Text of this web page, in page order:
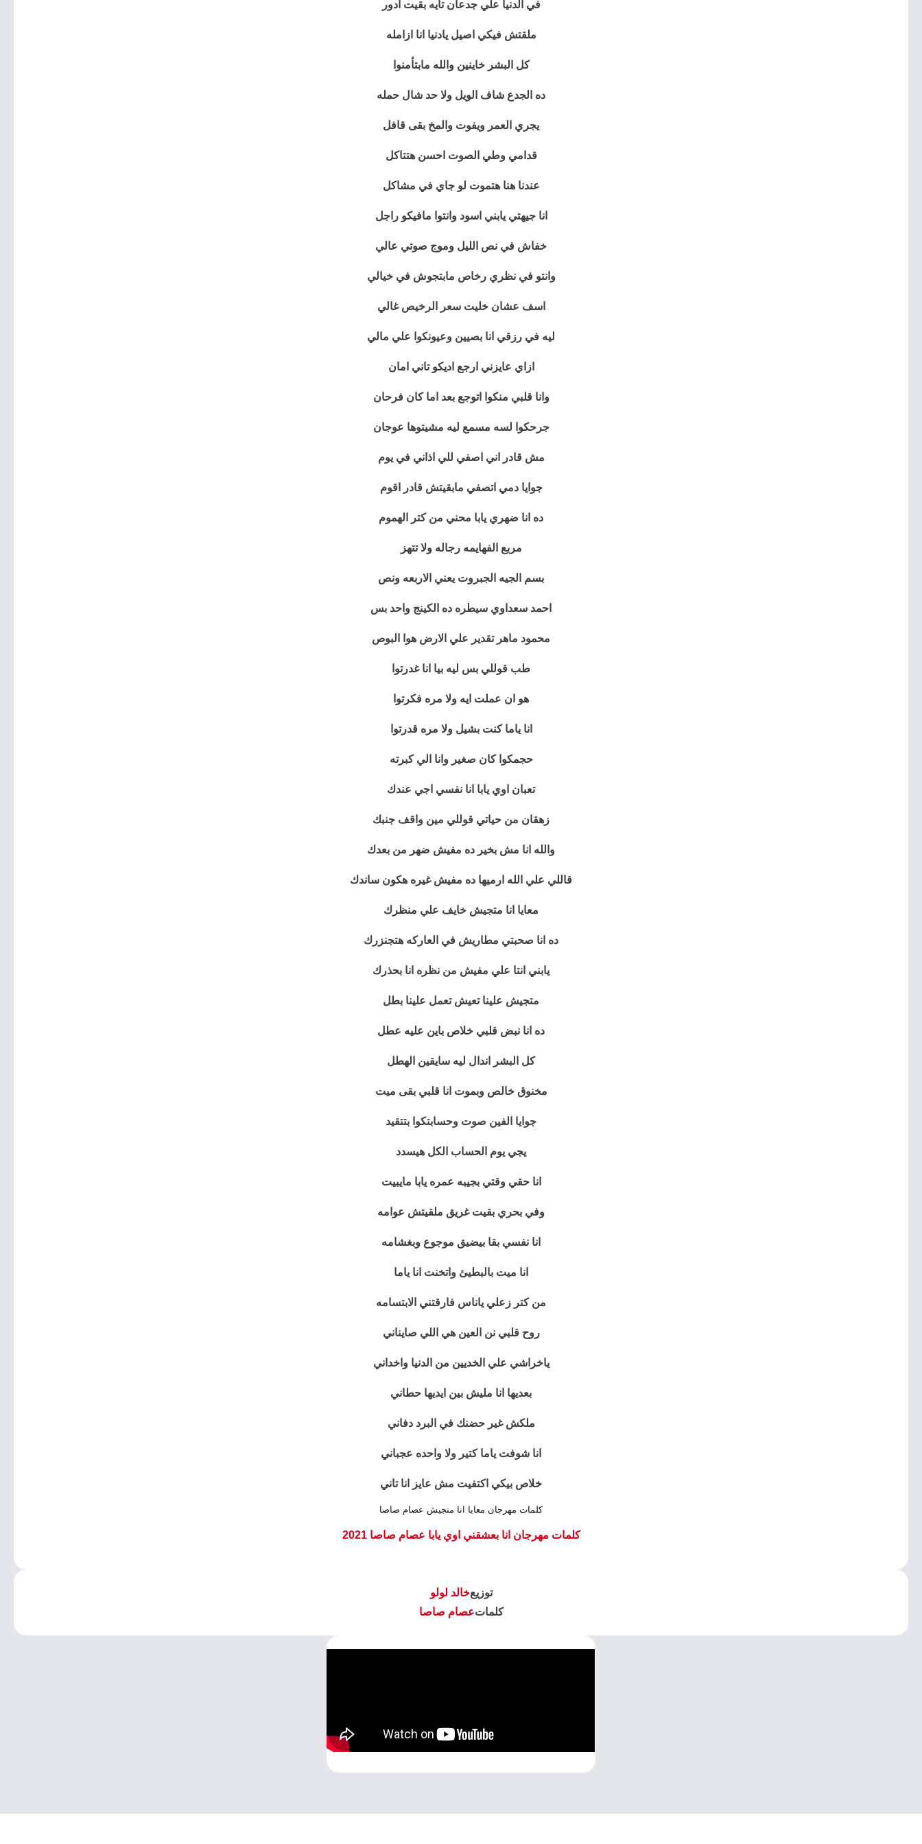
في الدنيا علي جدعان تايه بقيت ادور
ملقتش فيكي اصيل يادنيا انا ازامله
كل البشر خاينين والله مابتأمنوا
ده الجدع شاف الويل ولا حد شال حمله
يجري العمر ويفوت والمخ بقى قافل
قدامي وطي الصوت احسن هتتاكل
عندنا هنا هتموت لو جاي في مشاكل
انا جيهتي يابني اسود وانتوا مافيكو راجل
خفاش في نص الليل وموج صوتي عالي
وانتو في نظري رخاص مابتجوش في خيالي
اسف عشان خليت سعر الرخيص غالي
ليه في رزقي انا بصيين وعيونكوا علي مالي
ازاي عايزني ارجع اديكو تاني امان
وانا قلبي منكوا اتوجع بعد اما كان فرحان
جرحكوا لسه مسمع ليه مشيتوها عوجان
مش قادر اني اصفي للي اذاني في يوم
جوايا دمي اتصفي مابقيتش قادر اقوم
ده انا ضهري يابا محني من كتر الهموم
مربع الفهايمه رجاله ولا تتهز
بسم الجيه الجبروت يعني الاربعه ونص
احمد سعداوي سيطره ده الكينج واحد بس
محمود ماهر تقدير علي الارض هوا البوص
طب قوللي بس ليه بيا انا غدرتوا
هو ان عملت ايه ولا مره فكرتوا
انا ياما كنت بشيل ولا مره قدرتوا
حجمكوا كان صغير وانا الي كبرته
تعبان اوي يابا انا نفسي اجي عندك
زهقان من حياتي قوللي مين واقف جنبك
والله انا مش بخير ده مفيش ضهر من بعدك
قاللي علي الله ارميها ده مفيش غيره هكون ساندك
معايا انا متجيش خايف علي منظرك
ده انا صحبتي مطاريش في العاركه هتجنزرك
يابني انتا علي مفيش من نظره انا بحذرك
متجيش علينا تعيش تعمل علينا بطل
ده انا نبض قلبي خلاص باين عليه عطل
كل البشر اندال ليه سايقين الهطل
مخنوق خالص وبموت انا قلبي بقى ميت
جوايا الفين صوت وحسابتكوا بتتقيد
يجي يوم الحساب الكل هيسدد
انا حقي وقتي بجيبه عمره يابا مايبيت
وفي بحري بقيت غريق ملقيتش عوامه
انا نفسي بقا بيضيق موجوع وبغشامه
انا ميت بالبطيئ واتخنت انا ياما
من كتر زعلي ياناس فارقتني الابتسامه
روح قلبي نن العين هي اللي صايناني
ياخراشي علي الخديين من الدنيا واخداني
بعديها انا مليش بين ايديها حطاني
ملكش غير حضنك في البرد دفاني
انا شوفت ياما كتير ولا واحده عجباني
خلاص بيكي اكتفيت مش عايز انا تاني
كلمات مهرجان معايا انا متجيش عصام صاصا
كلمات مهرجان انا بعشقني اوي يابا عصام صاصا 2021
توزيعخالد لولو
كلماتعصام صاصا